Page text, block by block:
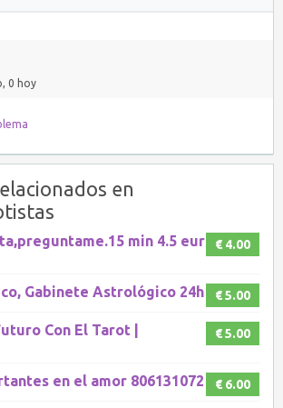
0 hoy
en
€ 4.00
min 4.5 eur
€ 5.00
Gabinete Astrológico 24h
€ 5.00
Con El Tarot |
€ 6.00
en el amor 806131072